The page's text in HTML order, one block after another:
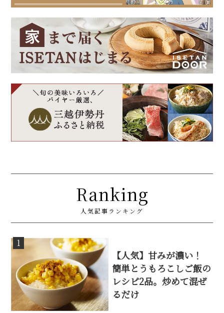
Ranking
人気記事ランキング
1
【人気】甘みが濃い！
簡単とうもろこしご飯の
レシピ2品。炒めて混ぜ
るだけ